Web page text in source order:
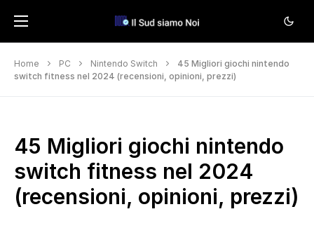
Home PC Nintendo Switch
45 Migliori giochi nintendo
switch fitness nel 2024 (recensioni, opinioni, prezzi)
45 Migliori giochi nintendo
switch fitness nel 2024
(recensioni, opinioni, prezzi)